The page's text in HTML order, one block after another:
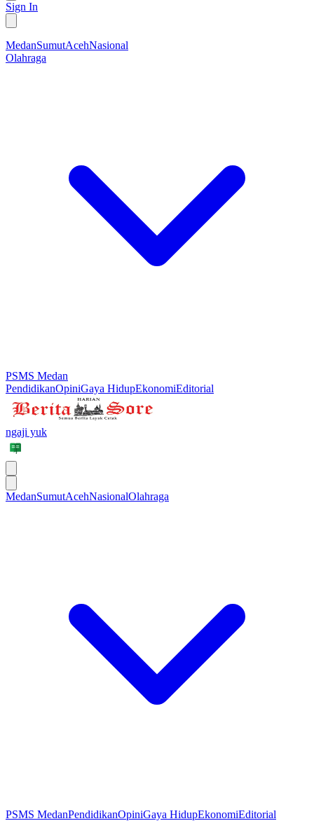
Sign In
MedanSumutAcehNasional
Olahraga
PSMS Medan
PendidikanOpiniGaya HidupEkonomiEditorial
ngaji yuk
MedanSumutAcehNasionalOlahraga
PSMS MedanPendidikanOpiniGaya HidupEkonomiEditorial